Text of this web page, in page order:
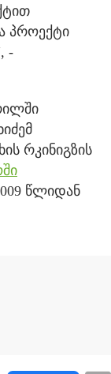
პროექტი
-
რკინიგზის
წლიდან